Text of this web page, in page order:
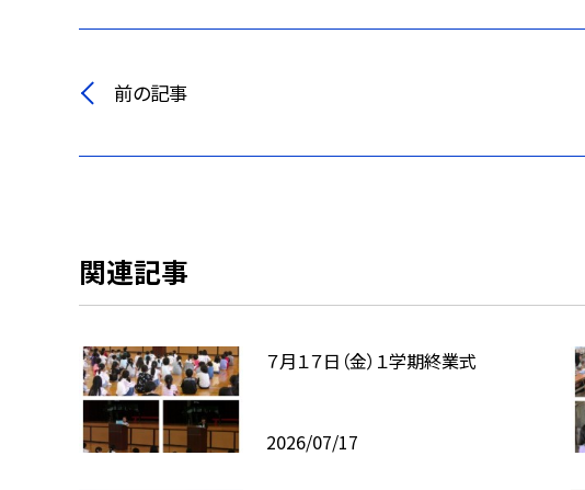
前の記事
関連記事
７月１７日（金）１学期終業式
2026/07/17